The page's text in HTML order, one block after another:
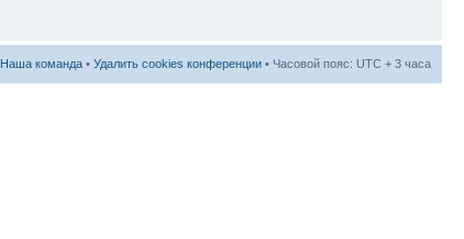
Наша команда • Удалить cookies конференции • Часовой пояс: UTC + 3 часа